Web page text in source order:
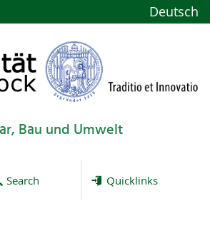
Deutsch
Bau und Umwelt
Search Quicklinks